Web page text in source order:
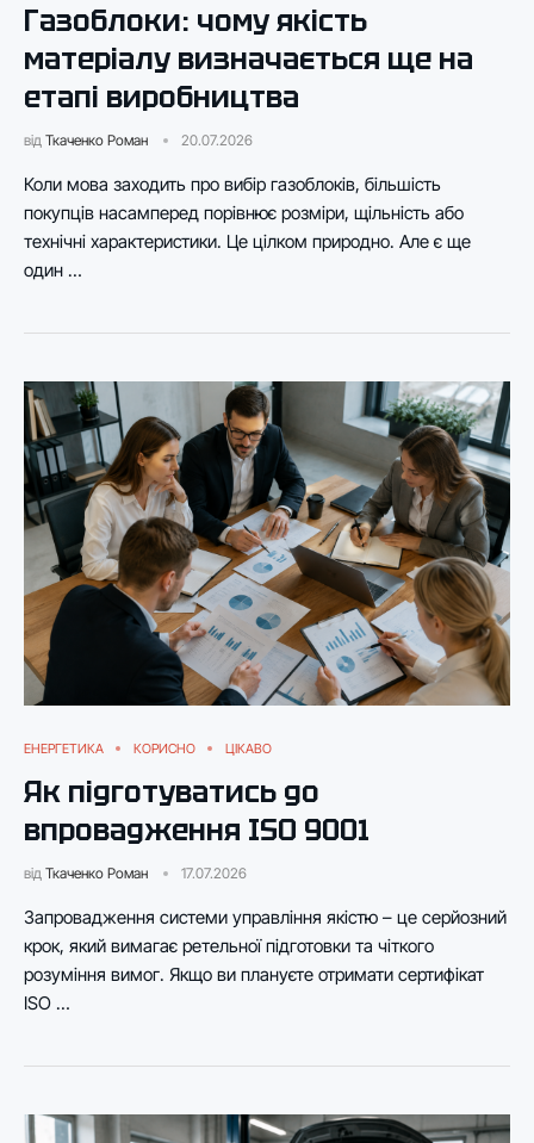
Газоблоки: чому якість
матеріалу визначається ще на
етапі виробництва
від Ткаченко Роман 20.07.2026
Коли мова заходить про вибір газоблоків, більшість
покупців насамперед порівнює розміри, щільність або
технічні характеристики. Це цілком природно. Але є ще
один …
ЕНЕРГЕТИКА КОРИСНО ЦІКАВО
Як підготуватись до
впровадження ISO 9001
від Ткаченко Роман 17.07.2026
Запровадження системи управління якістю – це серйозний
крок, який вимагає ретельної підготовки та чіткого
розуміння вимог. Якщо ви плануєте отримати сертифікат
ISO …